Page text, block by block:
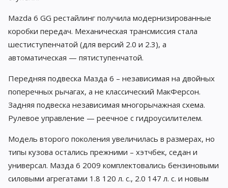
Mazda 6 GG рестайлинг получила модернизированные
коробки передач. Механическая трансмиссия стала
шестиступенчатой (для версий 2.0 и 2.3), а
автоматическая — пятиступенчатой.
Передняя подвеска Мазда 6 – независимая на двойных
поперечных рычагах, а не классический МакФерсон.
Задняя подвеска независимая многорычажная схема.
Рулевое управление — реечное с гидроусилителем.
Модель второго поколения увеличилась в размерах, но
типы кузова остались прежними – хэтчбек, седан и
универсал. Мазда 6 2009 комплектовались бензиновыми
силовыми агрегатами 1.8 120 л. с., 2.0 147 л. с. и новым